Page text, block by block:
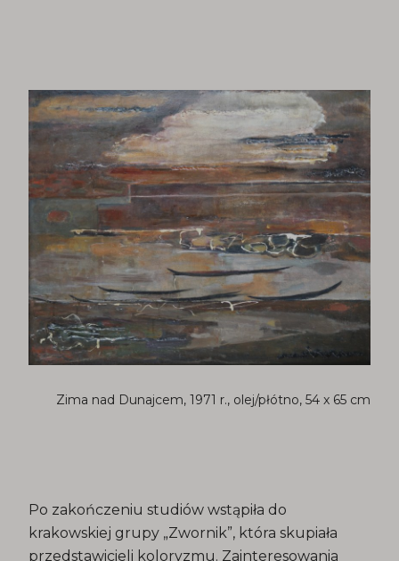
Zima nad Dunajcem, 1971 r., olej/płótno, 54 x 65 cm
Po zakończeniu studiów wstąpiła do
krakowskiej grupy „Zwornik”, która skupiała
przedstawicieli koloryzmu. Zainteresowania